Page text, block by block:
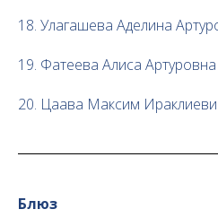
18. Улагашева Аделина
19. Фатеева Алиса Артуровна
20. Цаава Максим
Блюз